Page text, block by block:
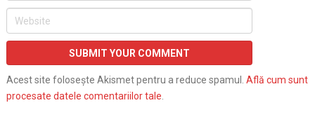
Acest site folosește Akismet pentru a reduce spamul. Află cum sunt
procesate datele comentariilor tale